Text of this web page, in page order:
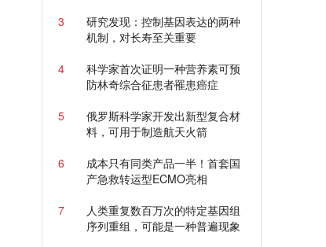
3
研究发现：控制基因表达的两种
机制，对长寿至关重要
4
科学家首次证明一种营养素可预
防林奇综合征患者罹患癌症
5
俄罗斯科学家开发出新型复合材
料，可用于制造航天火箭
6
成本只有同类产品一半！首套国
产急救转运型ECMO亮相
7
人类重复数百万次的特定基因组
序列重组，可能是一种普遍现象